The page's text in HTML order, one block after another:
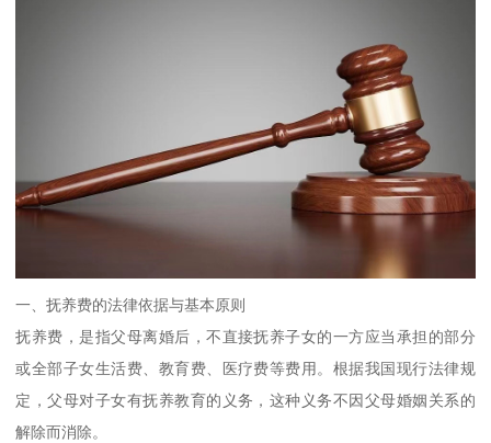
一、抚养费的法律依据与基本原则
抚养费，是指父母离婚后，不直接抚养子女的一方应当承担的部分
或全部子女生活费、教育费、医疗费等费用。根据我国现行法律规
定，父母对子女有抚养教育的义务，这种义务不因父母婚姻关系的
解除而消除。